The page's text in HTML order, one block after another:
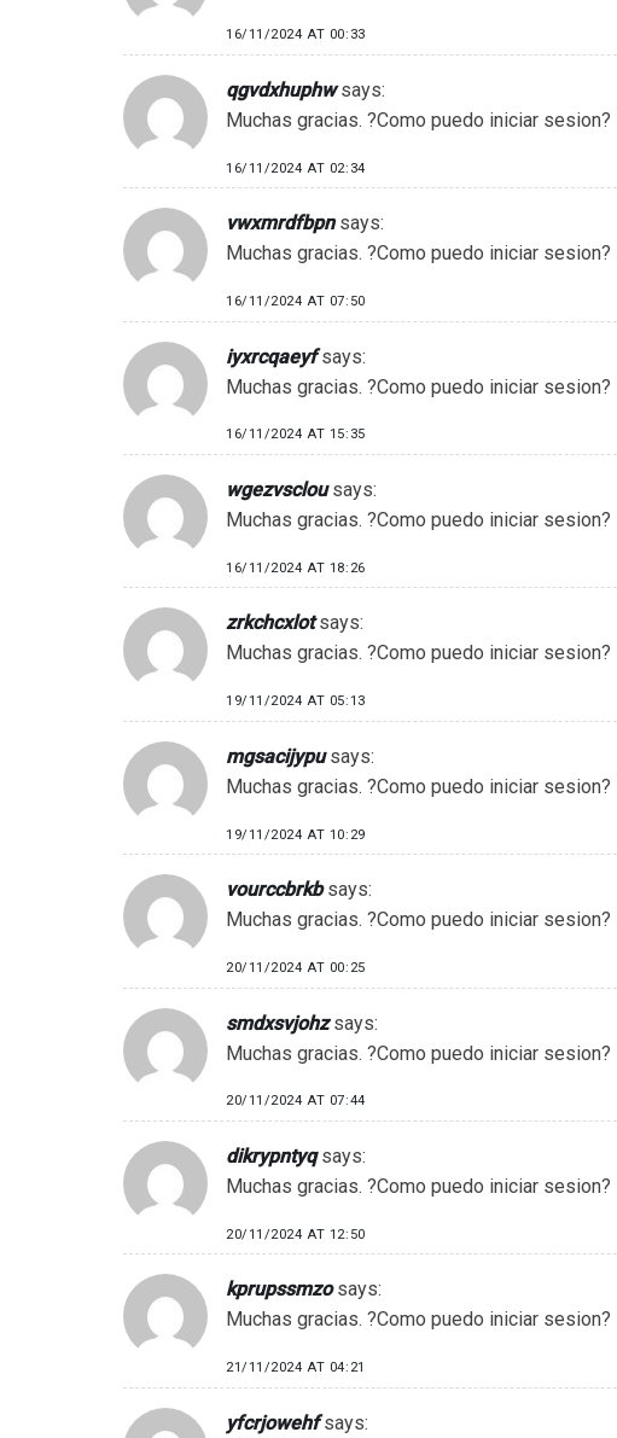
16/11/2024 AT 00:33
qgvdxhuphw says:
Muchas gracias. ?Como puedo iniciar sesion?
16/11/2024 AT 02:34
vwxmrdfbpn says:
Muchas gracias. ?Como puedo iniciar sesion?
16/11/2024 AT 07:50
iyxrcqaeyf says:
Muchas gracias. ?Como puedo iniciar sesion?
16/11/2024 AT 15:35
wgezvsclou says:
Muchas gracias. ?Como puedo iniciar sesion?
16/11/2024 AT 18:26
zrkchcxlot says:
Muchas gracias. ?Como puedo iniciar sesion?
19/11/2024 AT 05:13
mgsacijypu says:
Muchas gracias. ?Como puedo iniciar sesion?
19/11/2024 AT 10:29
vourccbrkb says:
Muchas gracias. ?Como puedo iniciar sesion?
20/11/2024 AT 00:25
smdxsvjohz says:
Muchas gracias. ?Como puedo iniciar sesion?
20/11/2024 AT 07:44
dikrypntyq says:
Muchas gracias. ?Como puedo iniciar sesion?
20/11/2024 AT 12:50
kprupssmzo says:
Muchas gracias. ?Como puedo iniciar sesion?
21/11/2024 AT 04:21
yfcrjowehf says: